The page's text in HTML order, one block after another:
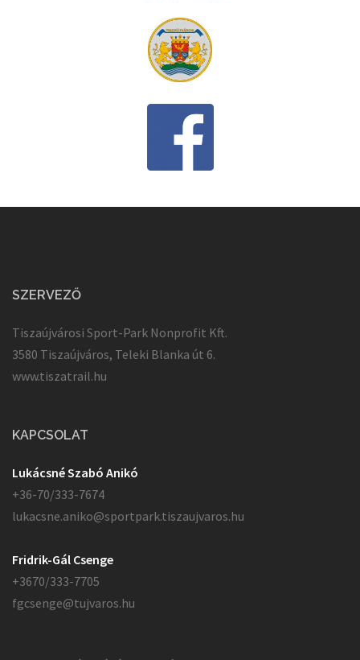
SZERVEZŐ
Tiszaújvárosi Sport-Park Nonprofit Kft.
3580 Tiszaújváros, Teleki Blanka út 6.
www.tiszatrail.hu
KAPCSOLAT
Lukácsné Szabó Anikó
+36-70/333-7674
lukacsne.aniko@sportpark.tiszaujvaros.hu
Fridrik-Gál Csenge
+3670/333-7705
fgcsenge@tujvaros.hu